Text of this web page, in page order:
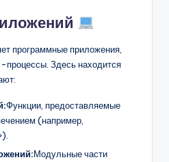
программные приложения,
Здесь находится
Функции, предоставляемые
(например,
Модульные части